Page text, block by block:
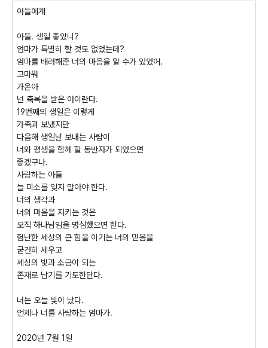
아들에게
아들. 생일 좋았니?
엄마가 특별히 할 것도 없었는데?
엄마를 배려해준 너의 마음을 알 수가 있었어.
고마워
가온아
넌 축복을 받은 아이란다.
19번째의 생일은 이렇게
가족과 보냈지만
다음해 생일날 보내는 사람이
너와 평생을 함께 할 동반자가 되었으면
좋겠구나.
사랑하는 아들
늘 미소를 잊지 말아야 한다.
너의 생각과
너의 마음을 지키는 것은
오직 하나님임을 명심했으면 한다.
험난한 세상의 큰 힘을 이기는 너의 믿음을
굳건히 세우고
세상의 빛과 소금이 되는
존재로 남기를 기도한단다.
너는 오늘 빛이 났다.
언제나 너를 사랑하는 엄마가.
2020년 7월 1일